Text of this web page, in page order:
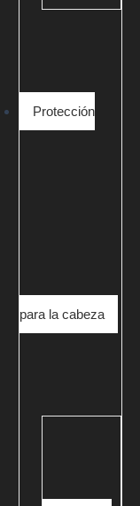
Protección
para la cabeza